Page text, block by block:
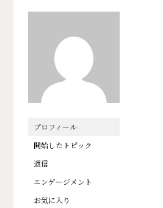
プロフィール
開始したトピック
返信
エンゲージメント
お気に入り